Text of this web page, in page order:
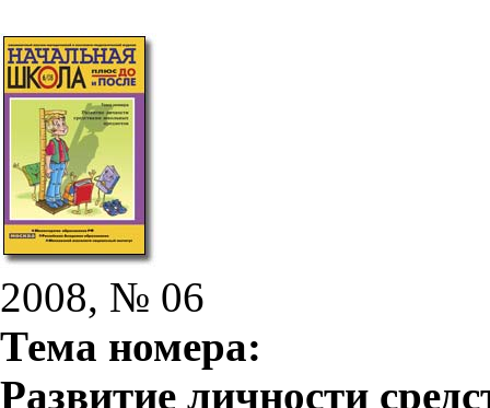
2008, № 06
Тема номера:
Развитие личности